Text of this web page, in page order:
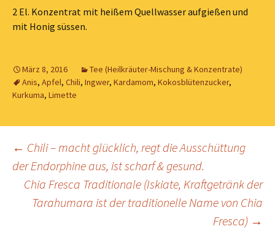
2 El. Konzentrat mit heißem Quellwasser aufgießen und
mit Honig süssen.
März 8, 2016
Tee (Heilkräuter-Mischung & Konzentrate)
Anis, Apfel, Chili, Ingwer, Kardamom, Kokosblütenzucker,
Kurkuma, Limette
Beitragsnavigation
← Chili – macht glücklich, regt die Ausschüttung
der Endorphine aus, ist scharf & gesund.
Chia Fresca Traditionale (Iskiate, Kraftgetränk der
Tarahumara ist der traditionelle Name von Chia
Fresca) →